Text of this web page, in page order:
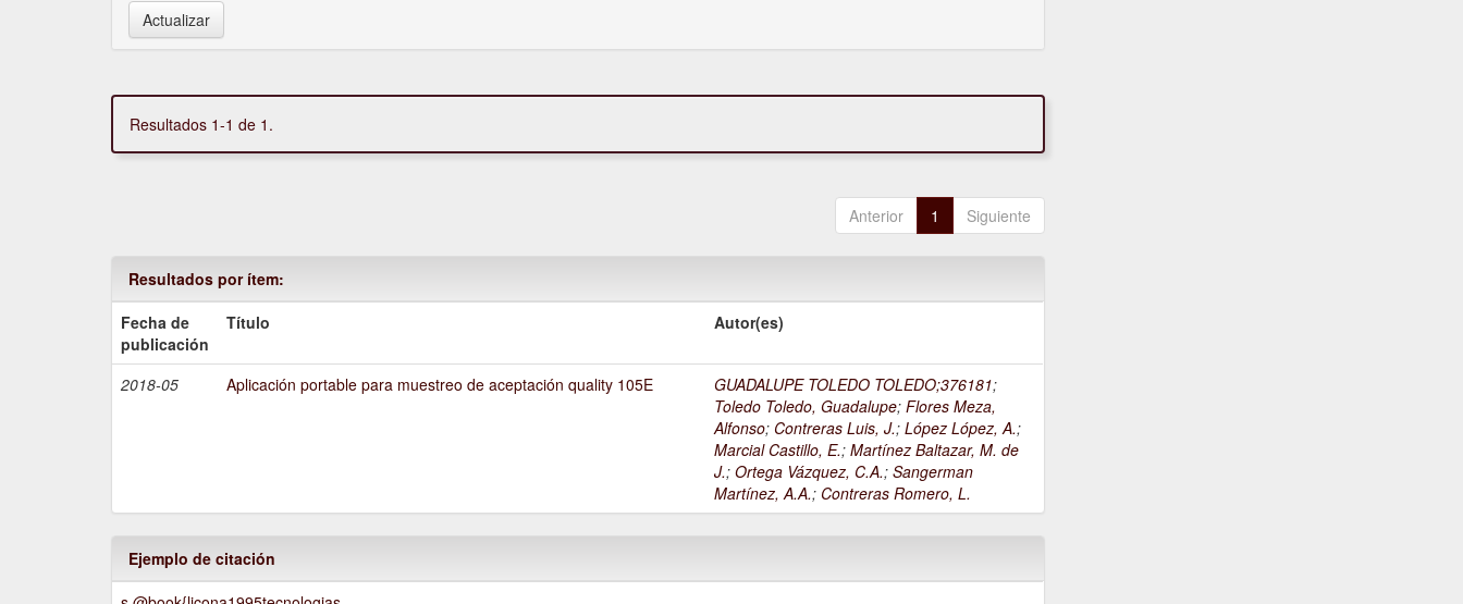
Resultados 1-1 de 1.
Anterior 1 Siguiente
Resultados por ítem:
Fecha de
publicación
Título Autor(es)
2018-05 Aplicación portable para muestreo de aceptación quality 105E GUADALUPE TOLEDO TOLEDO;376181;
Toledo Toledo, Guadalupe;Flores Meza,
Alfonso; Contreras Luis, J.;López López, A.;
Marcial Castillo, E.;Martínez Baltazar, M. de
J.;Ortega Vázquez, C.A.;Sangerman
Martínez, A.A.; Contreras Romero, L.
Ejemplo de citación